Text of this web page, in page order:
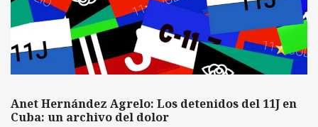
Anet Hernández Agrelo: Los detenidos del 11J en
Cuba: un archivo del dolor